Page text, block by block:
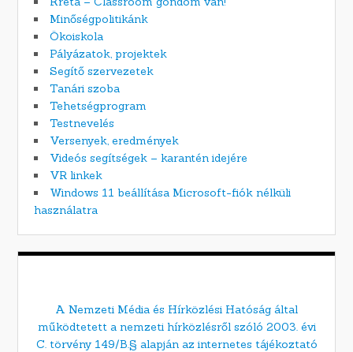
Minőségpolitikánk
Ökoiskola
Pályázatok, projektek
Segítő szervezetek
Tanári szoba
Tehetségprogram
Testnevelés
Versenyek, eredmények
Videós segítségek – karantén idejére
VR linkek
Windows 11 beállítása Microsoft-fiók nélküli
használatra
A Nemzeti Média és Hírközlési Hatóság által
működtetett a nemzeti hírközlésről szóló 2003. évi
C. törvény 149/B.§ alapján az internetes tájékoztató